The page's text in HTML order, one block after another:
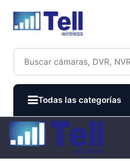
Todas las categorías